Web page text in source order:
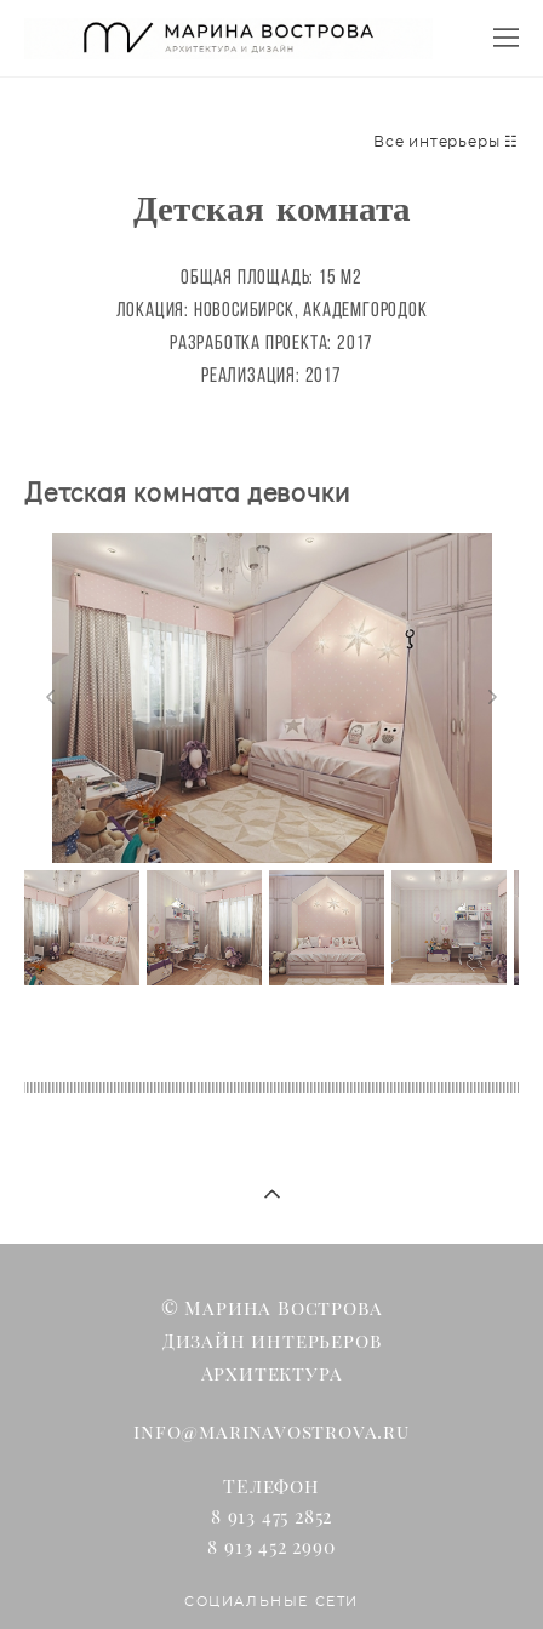
Все интерьеры ☷
Детская комната
общая площадь: 15 М2
локация: новосибирск, академгородок
разработка проекта: 2017
реализация: 2017
Детская комната девочки
© Марина Вострова
Дизайн интерьеров
Архитектура
info@marinavostrova.ru
ТЕлефон
8 913 475 2852
8 913 452 2990
СОЦИАЛЬНЫЕ СЕТИ